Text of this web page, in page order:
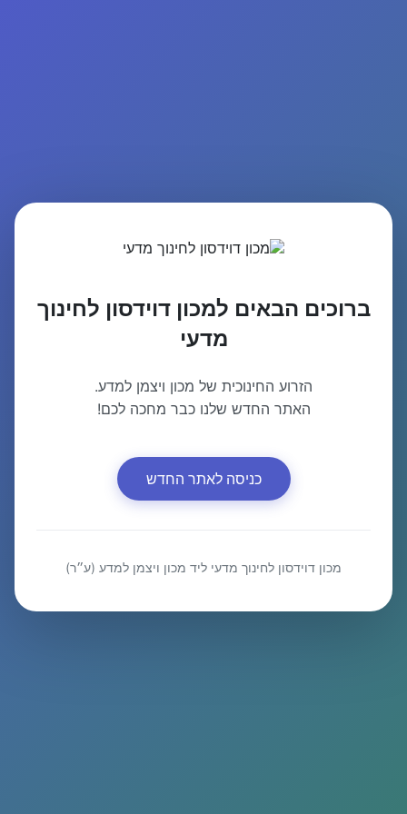
ברוכים הבאים למכון דוידסון לחינוך
מדעי
הזרוע החינוכית של מכון ויצמן למדע.
האתר החדש שלנו כבר מחכה לכם!
כניסה לאתר החדש
מכון דוידסון לחינוך מדעי ליד מכון ויצמן למדע (ע״ר)